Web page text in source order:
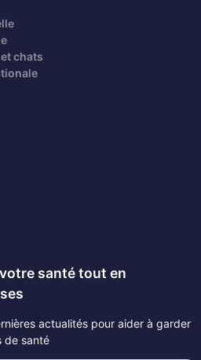
chats
santé tout en
actualités pour aider à garder
de santé